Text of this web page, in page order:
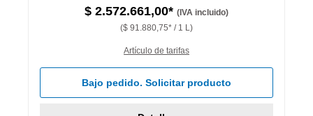
$ 2.572.661,00* (IVA incluido)
($ 91.880,75* / 1 L)
Artículo de tarifas
Bajo pedido. Solicitar producto